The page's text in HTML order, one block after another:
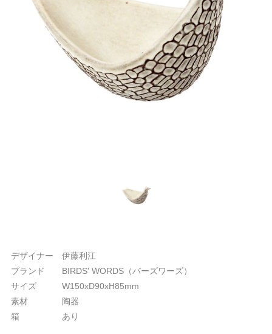
デザイナー 伊藤利江
ブランド BIRDS' WORDS（バーズワーズ）
サイズ W150xD90xH85mm
素材 陶器
箱 あり